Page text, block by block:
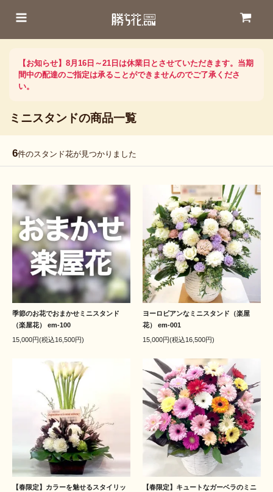
【お知らせ】8月16日～21日は休業日とさせていただきます。当期
間中の配達のご指定は承ることができませんのでご了承くださ
い。
ミニスタンドの商品一覧
6件のスタンド花が見つかりました
季節のお花でおまかせミニスタンド
（楽屋花） em-100
15,000円(税込16,500円)
ヨーロピアンなミニスタンド（楽屋
花） em-001
15,000円(税込16,500円)
【春限定】カラーを魅せるスタイリッ
【春限定】キュートなガーベラのミニ